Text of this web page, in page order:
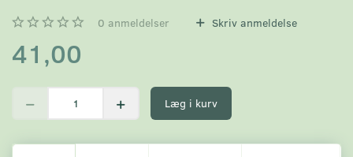
0 anmeldelser Skriv anmeldelse
41,00
Læg i kurv